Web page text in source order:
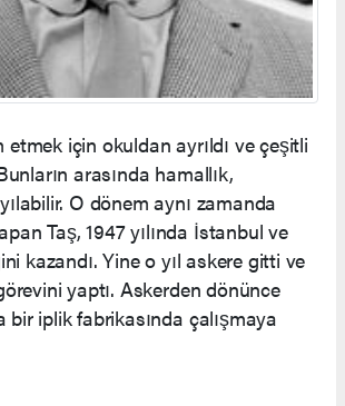
etmek için okuldan ayrıldı ve çeşitli
arasında hamallık,
O dönem aynı zamanda
Taş, 1947 yılında İstanbul ve
kazandı. Yine o yıl askere gitti ve
yaptı. Askerden dönünce
bir iplik fabrikasında çalışmaya